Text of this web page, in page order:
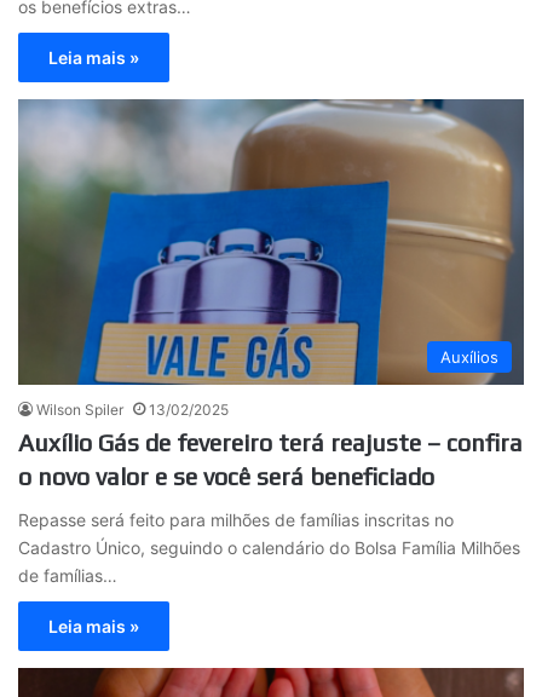
os benefícios extras…
Leia mais »
Auxílios
Wilson Spiler 13/02/2025
Auxílio Gás de fevereiro terá reajuste – confira
o novo valor e se você será beneficiado
Repasse será feito para milhões de famílias inscritas no
Cadastro Único, seguindo o calendário do Bolsa Família Milhões
de famílias…
Leia mais »